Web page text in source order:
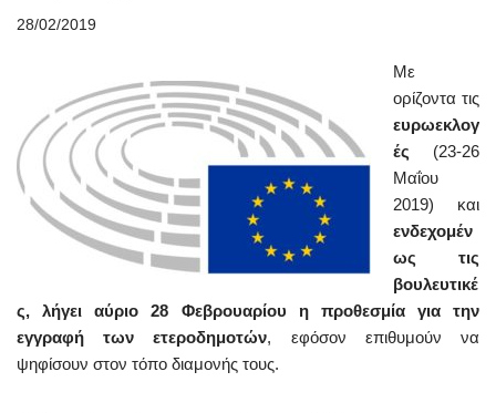
28/02/2019
Με
ορίζοντα τις
ευρωεκλογ
ές (23-26
Μαΐου
2019) και
ενδεχομέν
ως τις
βουλευτικέ
ς,
λήγει αύριο 28 Φεβρουαρίου η προθεσμία για την
εγγραφή των ετεροδημοτών, εφόσον επιθυμούν να
ψηφίσουν στον τόπο διαμονής τους.